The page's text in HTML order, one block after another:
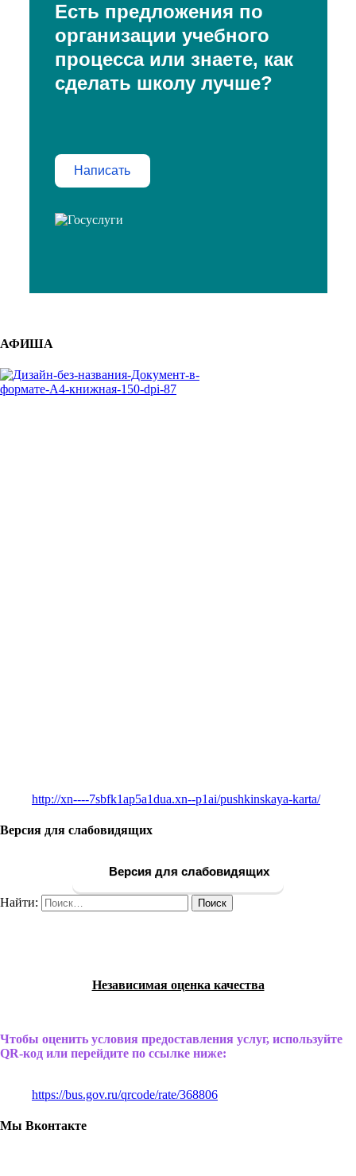
Есть предложения по
организации учебного
процесса или знаете, как
сделать школу лучше?
Написать
АФИША
http://xn----7sbfk1ap5a1dua.xn--p1ai/pushkinskaya-karta/
Версия для слабовидящих
Версия для слабовидящих
Найти:
Независимая оценка качества
Чтобы оценить условия предоставления услуг, используйте
QR-код или перейдите по ссылке ниже:
https://bus.gov.ru/qrcode/rate/368806
Мы Вконтакте